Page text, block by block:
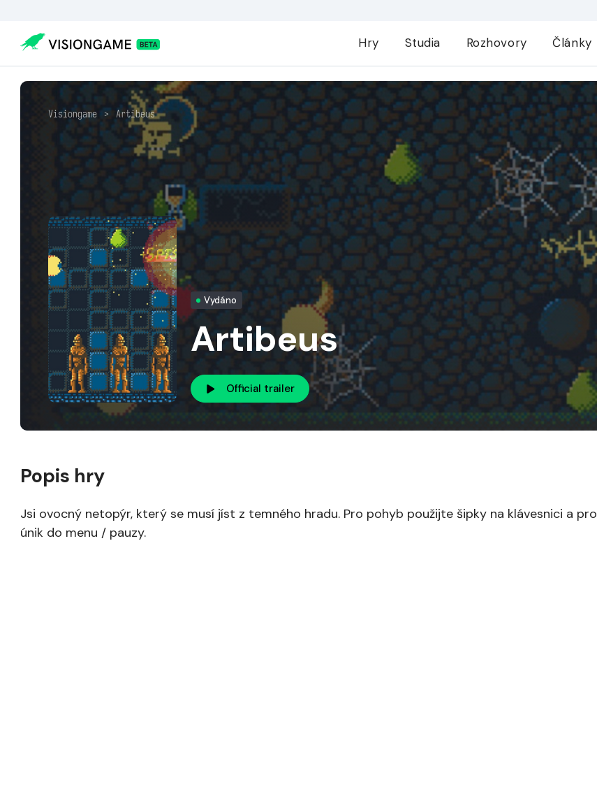
Hry Studia Rozhovory Články
Visiongame > Artibeus
Vydáno
Artibeus
Official trailer
Popis hry
Jsi ovocný netopýr, který se musí jíst z temného hradu. Pro pohyb použijte šipky na klávesnici a pro
únik do menu / pauzy.